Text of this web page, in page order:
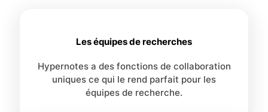
Les équipes de recherches
Hypernotes a des fonctions de collaboration
uniques ce qui le rend parfait pour les
équipes de recherche.